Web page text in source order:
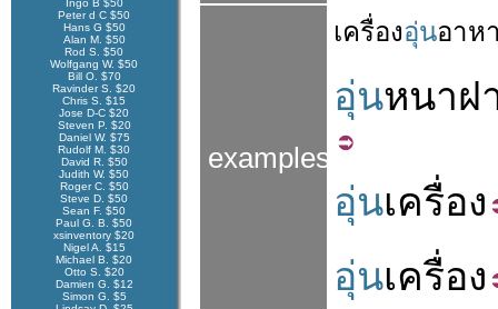
Ingo B $50
Peter d C $50
Hans G $50
Alan M. $50
Rod S. $50
Wolfgang W. $50
Bill O. $70
Ravinder S. $20
Chris S. $15
Jose D-C $20
Steven P. $20
Daniel W. $75
Rudolf M. $30
David R. $50
Judith W. $50
Roger C. $50
Steve D. $50
Sean F. $50
Paul G. B. $50
xsinventory $20
Nigel A. $15
Michael B. $20
Otto S. $20
Damien G. $12
Simon G. $5
examples
เครื่องอุ่นอาห
อุ่นหนาฝ
อุ่นเครื่อง
อุ่นเครื่อง